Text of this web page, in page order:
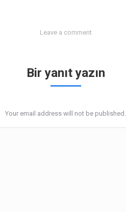
Leave a comment
Bir yanıt yazın
Your email address will not be published.